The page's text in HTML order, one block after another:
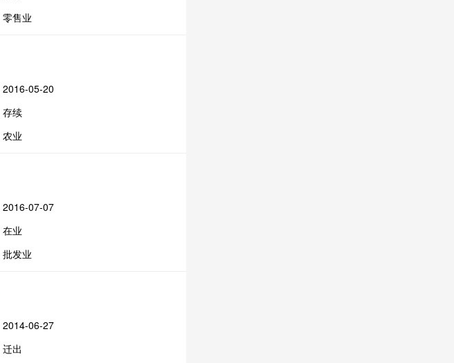
零售业
2016-05-20
存续
农业
2016-07-07
在业
批发业
2014-06-27
迁出